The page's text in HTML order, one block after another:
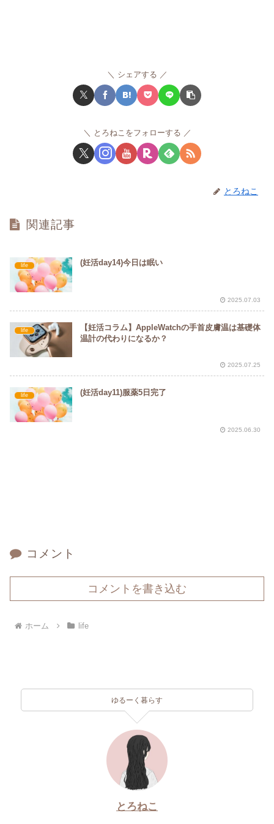
シェアする
とろねこをフォローする
とろねこ
関連記事
life (妊活day14)今日は眠い
2025.07.03
life
【妊活コラム】AppleWatchの手首皮膚温は基礎体
温計の代わりになるか？
2025.07.25
life (妊活day11)服薬5日完了
2025.06.30
コメント
コメントを書き込む
ホーム life
ゆるーく暮らす
とろねこ